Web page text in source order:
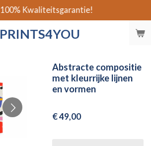
PRINTS4YOU
100% Kwaliteitsgarantie!
Abstracte compositie
met kleurrijke lijnen
en vormen
€ 49,00